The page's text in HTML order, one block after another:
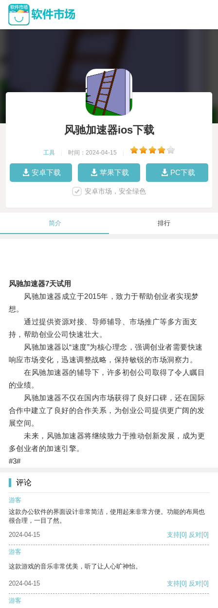
风驰加速器ios下载
工具 时间：2024-04-15
安卓下载 苹果下载 PC下载
安卓市场，安全绿色
简介 排行
风驰加速器7天试用
风驰加速器成立于2015年，致力于帮助创业者实现梦
想。
通过提供资源对接、导师辅导、市场推广等多方面支
持，帮助创业公司快速壮大。
风驰加速器以“速度”为核心理念，强调创业者需要快速
响应市场变化，迅速调整战略，保持敏锐的市场洞察力。
在风驰加速器的辅导下，许多初创公司取得了令人瞩目
的业绩。
风驰加速器不仅在国内市场获得了良好口碑，还在国际
合作中建立了良好的合作关系，为创业公司提供更广阔的发
展空间。
未来，风驰加速器将继续致力于推动创新发展，成为更
多创业者的加速引擎。
#3#
评论
游客
这款办公软件的界面设计非常简洁，使用起来非常方便。功能的布局也
很合理，一目了然。
2024-04-15
支持[0] 反对[0]
游客
这款游戏的音乐非常优美，听了让人心旷神怡。
2024-04-15 支持[0] 反对[0]
游客